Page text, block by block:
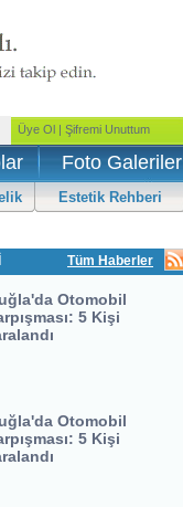
Foto Galeriler
Estetik Rehberi
Tüm Haberler
Otomobil
5 Kişi
Otomobil
5 Kişi